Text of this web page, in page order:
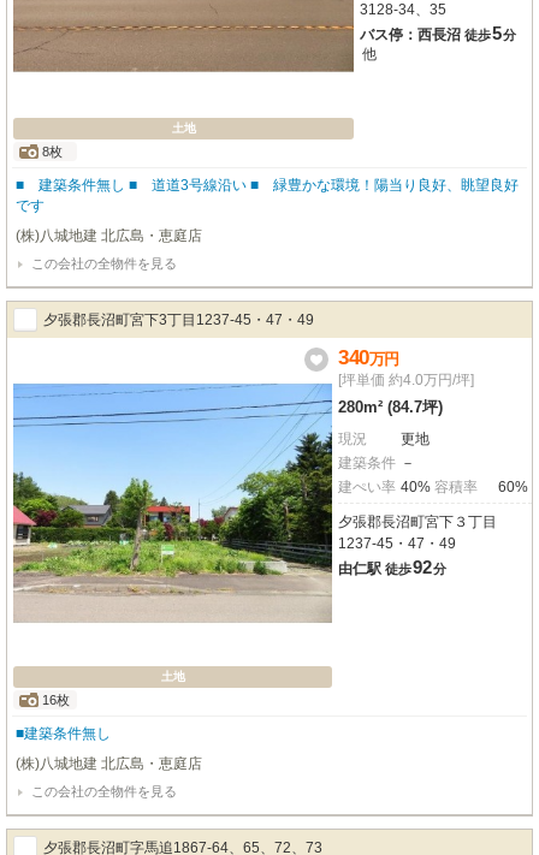
土地
8枚
3128-34、35
バス停：西長沼 徒歩5分
他
■ 建築条件無し ■ 道道3号線沿い ■ 緑豊かな環境！陽当り良好、眺望良好
です
(株)八城地建 北広島・恵庭店
この会社の全物件を見る
夕張郡長沼町宮下3丁目1237-45・47・49
土地
16枚
340万円
[坪単価 約4.0万円/坪]
280m² (84.7坪)
現況
更地
建築条件 －
建ぺい率 40% 容積率 60%
夕張郡長沼町宮下３丁目
1237-45・47・49
由仁駅 徒歩92分
■建築条件無し
(株)八城地建 北広島・恵庭店
この会社の全物件を見る
夕張郡長沼町字馬追1867-64、65、72、73